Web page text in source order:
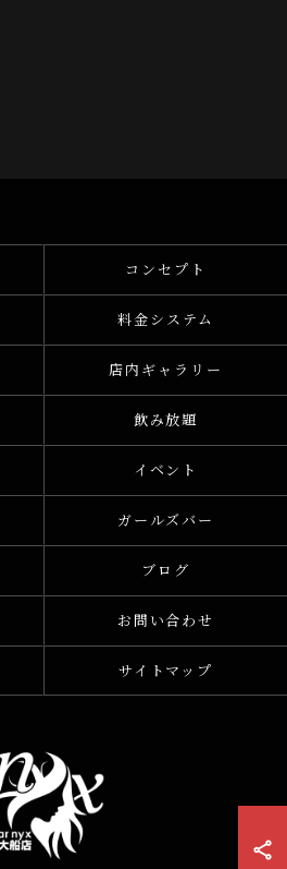
コンセプト
料金システム
店内ギャラリー
飲み放題
イベント
ガールズバー
ブログ
お問い合わせ
サイトマップ